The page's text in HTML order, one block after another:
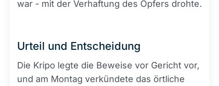
war - mit der Verhaftung des Opfers drohte.
Urteil und Entscheidung
Die Kripo legte die Beweise vor Gericht vor,
und am Montag verkündete das örtliche